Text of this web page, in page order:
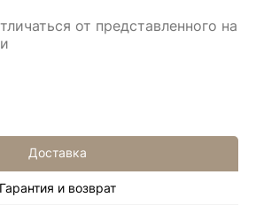
от представленного на
Доставка
Гарантия и возврат